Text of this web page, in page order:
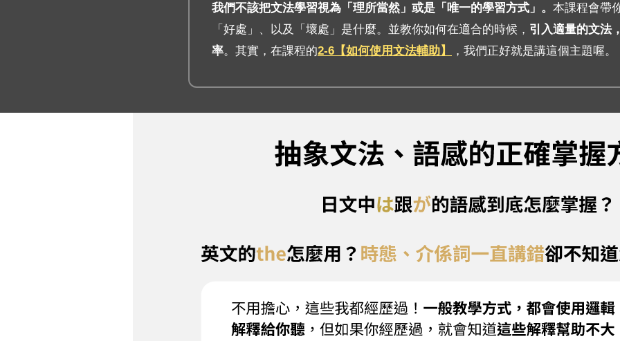
我們不該把文法學習視為「理所當然」或是「唯一的學習方式」。 本課程會帶
「好處」、以及「壞處」是什麼。並教你如何在適合的時候， 引入適量的文法
率。其實，在課程的2-6【如何使用文法輔助】 ，我們正好就是講這個主題喔。